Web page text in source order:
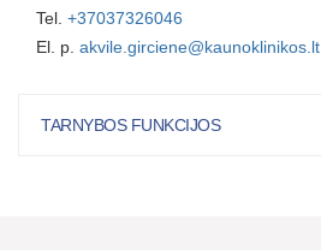
Tel. +37037326046
El. p. akvile.girciene@kaunoklinikos.lt
TARNYBOS FUNKCIJOS